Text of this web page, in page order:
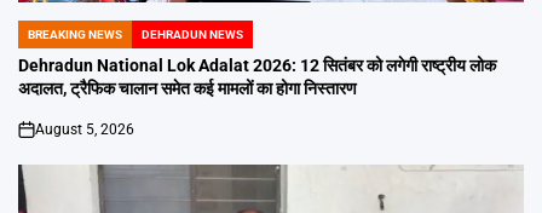
POSTED
IN
BREAKING NEWS DEHRADUN NEWS
Dehradun National Lok Adalat 2026: 12 सितंबर को लगेगी राष्ट्रीय लोक
अदालत, ट्रैफिक चालान समेत कई मामलों का होगा निस्तारण
on
August 5, 2026